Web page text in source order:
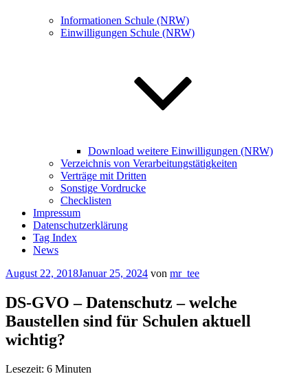
Informationen Schule (NRW)
Einwilligungen Schule (NRW)
Download weitere Einwilligungen (NRW)
Verzeichnis von Verarbeitungstätigkeiten
Verträge mit Dritten
Sonstige Vordrucke
Checklisten
Impressum
Datenschutzerklärung
Tag Index
News
Veröffentlicht
August 22, 2018Januar 25, 2024 von mr_tee
DS-GVO – Datenschutz – welche
Baustellen sind für Schulen aktuell
wichtig?
Lesezeit: 6 Minuten